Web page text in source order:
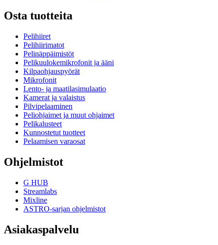
Osta tuotteita
Pelihiiret
Pelihiirimatot
Pelinäppäimistöt
Pelikuulokemikrofonit ja ääni
Kilpaohjauspyörät
Mikrofonit
Lento- ja maatilasimulaatio
Kamerat ja valaistus
Pilvipelaaminen
Peliohjaimet ja muut ohjaimet
Pelikalusteet
Kunnostetut tuotteet
Pelaamisen varaosat
Ohjelmistot
G HUB
Streamlabs
Mixline
ASTRO-sarjan ohjelmistot
Asiakaspalvelu